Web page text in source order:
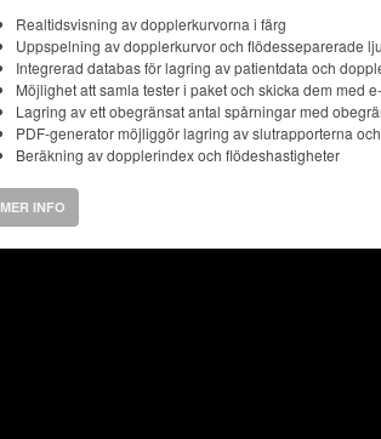
Realtidsvisning av dopplerkurvorna i färg
Uppspelning av dopplerkurvor och flödesseparerade
Integrerad databas för lagring av patientdata och
Möjlighet att samla tester i paket och skicka dem med
Lagring av ett obegränsat antal spårningar med
PDF-generator möjliggör lagring av slutrapporterna
Beräkning av dopplerindex och flödeshastigheter
MER INFO